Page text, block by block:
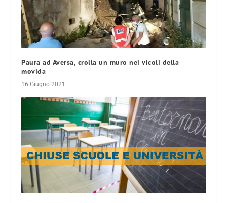
Paura ad Aversa, crolla un muro nei vicoli della
movida
16 Giugno 2021